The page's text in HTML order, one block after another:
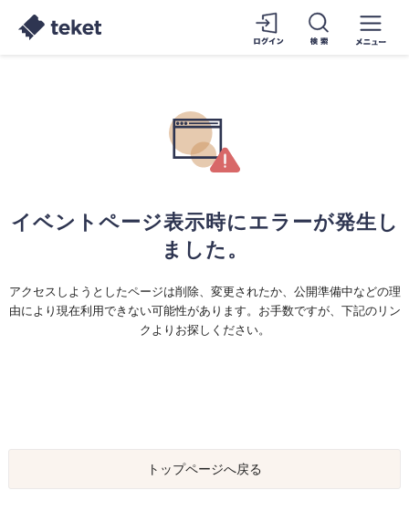
イベントページ表示時にエラーが発生し
ました。
アクセスしようとしたページは削除、変更されたか、公開準備中などの理
由により現在利用できない可能性があります。お手数ですが、下記のリン
クよりお探しください。
トップページへ戻る